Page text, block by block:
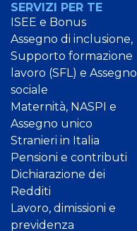
SERVIZI PER TE
ISEE e Bonus
Assegno di inclusione,
Supporto formazione
lavoro (SFL) e Assegno
sociale
Maternità, NASPI e
Assegno unico
Stranieri in Italia
Pensioni e contributi
Dichiarazione dei
Redditi
Lavoro, dimissioni e
previdenza